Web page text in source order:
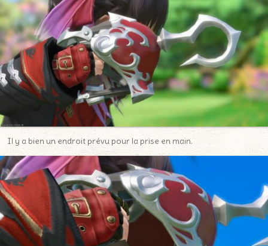
Il y a bien un endroit prévu pour la prise en main.